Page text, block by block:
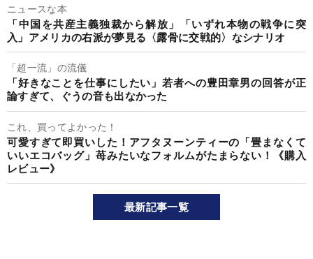
ニュースな本
「中国を共産主義独裁から解放」「いずれ本物の戦争に突
入」アメリカの右派が夢見る〈露骨に交戦的〉なシナリオ
「超一流」の流儀
「好きなことを仕事にしたい」若者への豊田章男の回答が正
論すぎて、ぐうの音も出なかった
これ、買ってよかった！
可愛すぎて即買いした！アフタヌーンティーの「畳まなくて
いいエコバッグ」苺みたいなフォルムがたまらない！《購入
レビュー》
最新記事一覧